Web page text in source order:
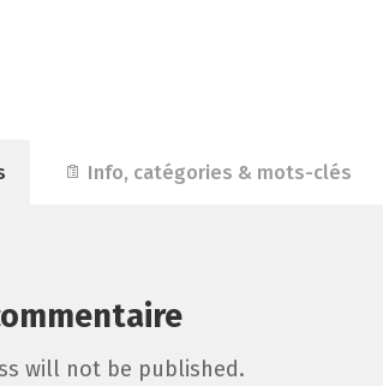
Info, catégories & mots-clés
will not be published.